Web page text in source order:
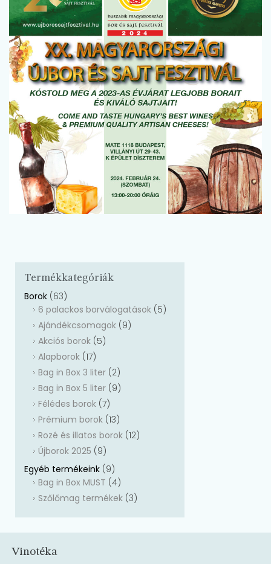
Termékkategóriák
Borok (63)
6 palackos borválogatások (5)
Ajándékcsomagok (9)
Akciós borok (5)
Alapborok (17)
Bag in Box 3 liter (2)
Bag in Box 5 liter (9)
Félédes borok (7)
Prémium borok (13)
Rozé és illatos borok (12)
Újborok 2025 (9)
Egyéb termékeink (9)
Bag in Box MUST (4)
Szőlőmag termékek (3)
Vinotéka